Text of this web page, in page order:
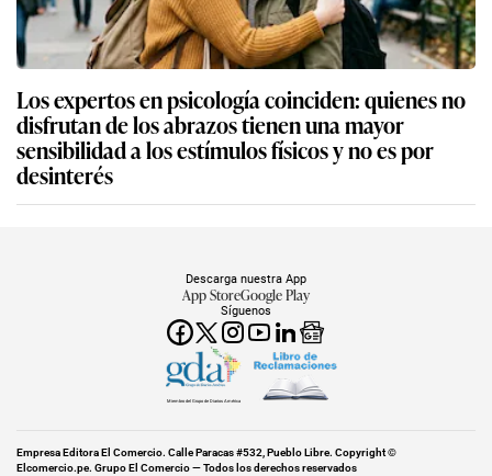
Los expertos en psicología coinciden: quienes no
disfrutan de los abrazos tienen una mayor
sensibilidad a los estímulos físicos y no es por
desinterés
Síguenos
Descarga nuestra App
App StoreGoogle Play
Miembro del Grupo de Diarios América
Empresa Editora El Comercio. Calle Paracas #532, Pueblo Libre. Copyright ©
Elcomercio.pe. Grupo El Comercio — Todos los derechos reservados